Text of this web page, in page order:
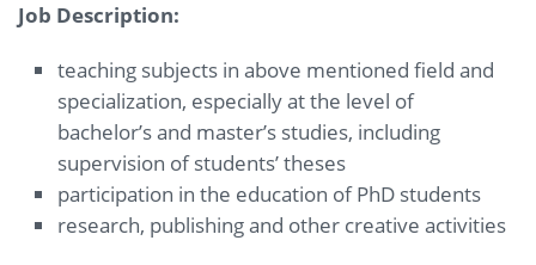
Job Description:
teaching subjects in above mentioned field and
specialization, especially at the level of
bachelor’s and master’s studies, including
supervision of students’ theses
participation in the education of PhD students
research, publishing and other creative activities